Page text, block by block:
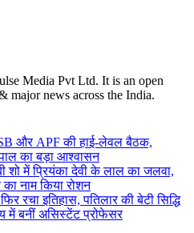
Media Pvt Ltd. It is an open
major news across the India.
और APF की हाई-लेवल बैठक,
का बड़ा आश्वासन
शो में प्रियंका देवी के लाल का जलवा,
नाम किया रोशन
रचा इतिहास, पतिलार की बेटी सिद्धि
में बनीं असिस्टेंट प्रोफेसर